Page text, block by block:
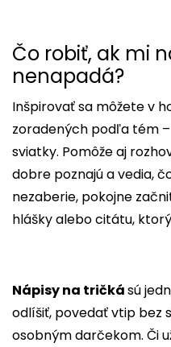
Čo robiť, ak mi
nenapadá?
Inšpirovať sa môžete v
zoradených podľa tém
sviatky. Pomôže aj
dobre poznajú a vedia,
nezaberie, pokojne
hlášky alebo citátu,
Nápisy na tričkású
odlíšiť, povedať vtip bez
osobným darčekom. Či